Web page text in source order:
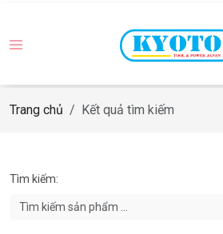
Trang chủ Kết quả tìm kiếm
Tìm kiếm: